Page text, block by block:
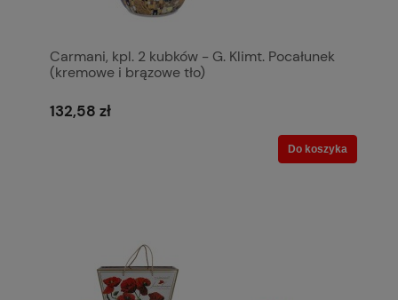
Carmani, kpl. 2 kubków - G. Klimt. Pocałunek
(kremowe i brązowe tło)
132,58 zł
Do koszyka